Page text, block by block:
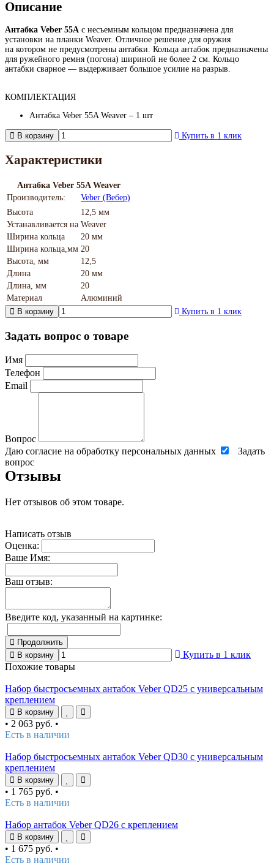
Описание
Антабка Veber 55A с несъемным кольцом предназначена для
установки на планки Weaver. Отличное решение для оружия
на котором не предусмотрены антабки. Кольца антабок предназначены
для ружейного ремня (погона) шириной не более 2 см. Кольцо
антабки сварное — выдерживает большое усилие на разрыв.
КОМПЛЕКТАЦИЯ
Антабка Veber 55A Weaver – 1 шт
В корзину Купить в 1 клик
Характеристики
Антабка Veber 55A Weaver
Производитель:
Veber (Вебер)
Высота
12,5 мм
Устанавливается на Weaver
Ширина кольца
20 мм
Ширина кольца,мм 20
Высота, мм
12,5
Длина
20 мм
Длина, мм
20
Материал
Алюминий
В корзину
Купить в 1 клик
Задать вопрос о товаре
Имя
Телефон
Email
Вопрос
Даю согласие на обработку персональных данных
Задать
вопрос
Отзывы
Нет отзывов об этом товаре.
Написать отзыв
Оценка:
Ваше Имя:
Ваш отзыв:
Введите код, указанный на картинке:
Продолжить
В корзину
Купить в 1 клик
Похожие товары
Набор быстросъемных антабок Veber QD25 с универсальным
креплением
В корзину
• 2 063 руб. •
Есть в наличии
Набор быстросъемных антабок Veber QD30 с универсальным
креплением
В корзину
• 1 765 руб. •
Есть в наличии
Набор антабок Veber QD26 с креплением
В корзину
• 1 675 руб. •
Есть в наличии